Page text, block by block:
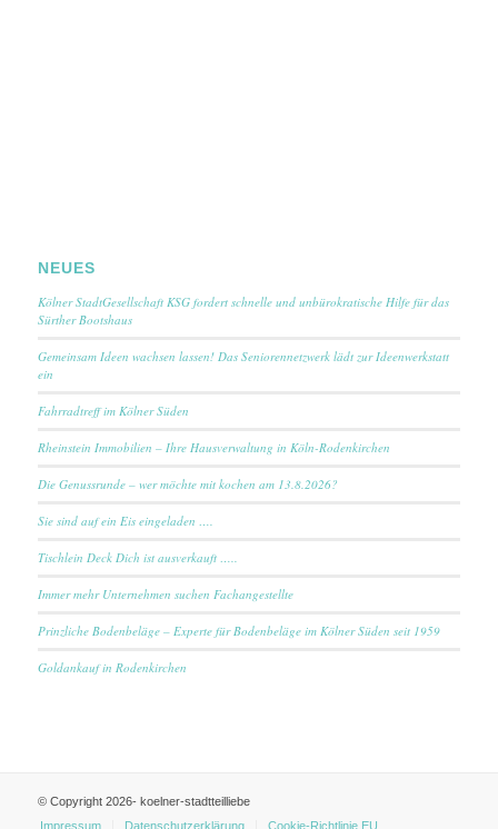
NEUES
Kölner StadtGesellschaft KSG fordert schnelle und unbürokratische Hilfe für das
Sürther Bootshaus
Gemeinsam Ideen wachsen lassen! Das Seniorennetzwerk lädt zur Ideenwerkstatt
ein
Fahrradtreff im Kölner Süden
Rheinstein Immobilien – Ihre Hausverwaltung in Köln-Rodenkirchen
Die Genussrunde – wer möchte mit kochen am 13.8.2026?
Sie sind auf ein Eis eingeladen ….
Tischlein Deck Dich ist ausverkauft …..
Immer mehr Unternehmen suchen Fachangestellte
Prinzliche Bodenbeläge – Experte für Bodenbeläge im Kölner Süden seit 1959
Goldankauf in Rodenkirchen
© Copyright 2026- koelner-stadtteilliebe
Impressum
Datenschutzerklärung Cookie-Richtlinie EU